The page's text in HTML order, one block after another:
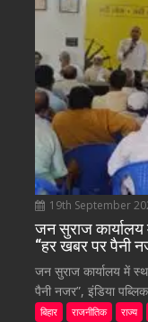
19th September
जन सुराज
“हर खबर पर पैनी
जन सुराज कार्यालय में
पैनी नजर”, इंडिया
बिहार राजनीतिक राज्य